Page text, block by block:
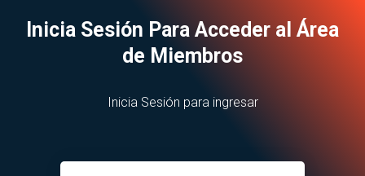
Inicia Sesión Para Acceder al Área
de Miembros
Inicia Sesión para ingresar